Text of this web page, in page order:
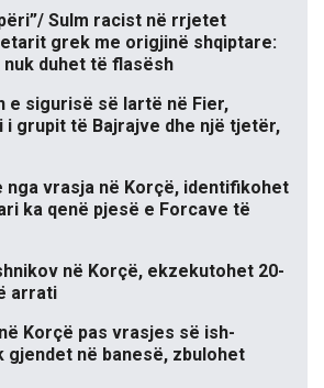
Sulm racist në rrjetet
grek me origjinë shqiptare:
duhet të flasësh
e sigurisë së lartë në Fier,
i grupit të Bajrajve dhe një tjetër,
nga vrasja në Korçë, identifikohet
ka qenë pjesë e Forcave të
në Korçë, ekzekutohet 20-
arrati
Korçë pas vrasjes së ish-
gjendet në banesë, zbulohet